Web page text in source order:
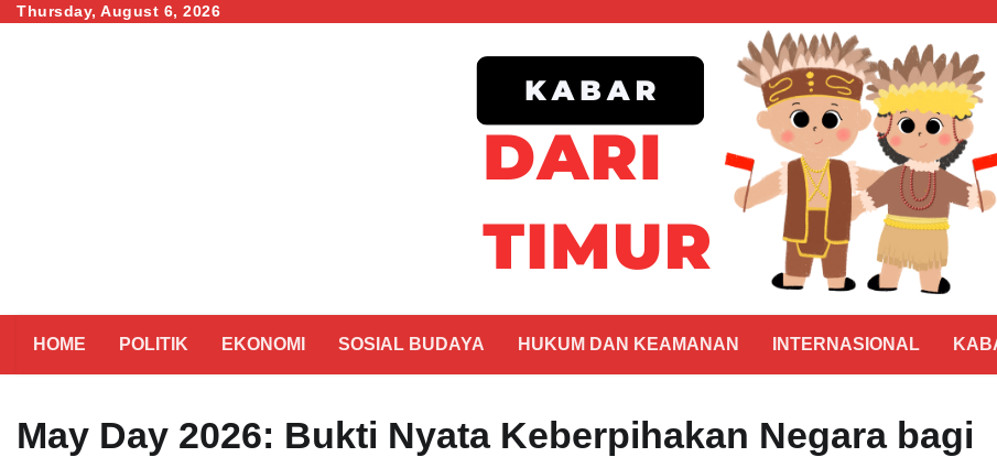
SkipThursday, August 6, 2026
HOME POLITIK EKONOMI SOSIAL BUDAYA HUKUM DAN KEAMANAN INTERNASIONAL
May Day 2026: Bukti Nyata Keberpihakan Negara bagi